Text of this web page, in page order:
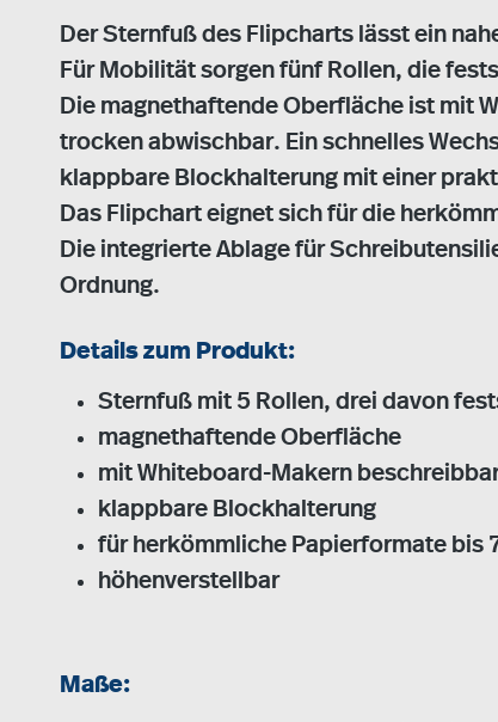
Der Sternfuß des Flipcharts lässt ein
Für Mobilität sorgen fünf Rollen, die
Die magnethaftende Oberfläche ist mit
trocken abwischbar. Ein schnelles
klappbare Blockhalterung mit einer
Das Flipchart eignet sich für die
Die integrierte Ablage für
Ordnung.
Details zum Produkt:
Sternfuß mit 5 Rollen, drei davon
magnethaftende Oberfläche
mit Whiteboard-Makern
klappbare Blockhalterung
für herkömmliche Papierformate bis
höhenverstellbar
Maße: